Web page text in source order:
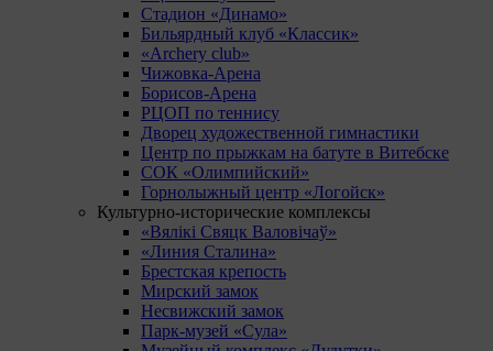
Стадион «Динамо»
Бильярдный клуб «Классик»
«Archery club»
Чижовка-Арена
Борисов-Арена
РЦОП по теннису
Дворец художественной гимнастики
Центр по прыжкам на батуте в Витебске
СОК «Олимпийский»
Горнолыжный центр «Логойск»
Культурно-исторические комплексы
«Вялікі Свяцк Валовічаў»
«Линия Сталина»
Брестская крепость
Мирский замок
Несвижский замок
Парк-музей «Сула»